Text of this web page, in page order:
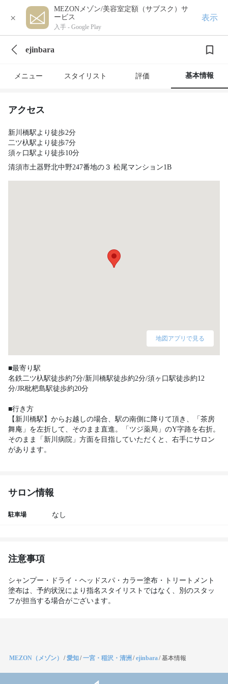
×
MEZONメゾン/美容室定額（サブスク）サ
ービス
入手 - Google Play
表示
ejinbara
メニュー スタイリスト 評価 基本情報
アクセス
新川橋駅より徒歩2分
二ツ杁駅より徒歩7分
須ヶ口駅より徒歩10分
清須市土器野北中野247番地の３ 松尾マンション1B
地図アプリで見る
■最寄り駅
名鉄二ツ杁駅徒歩約7分/新川橋駅徒歩約2分/須ヶ口駅徒歩約12
分/JR枇杷島駅徒歩約20分
■行き方
【新川橋駅】からお越しの場合、駅の南側に降りて頂き、「茶房
舞庵」を左折して、そのまま直進。「ツジ薬局」のY字路を右折。
そのまま「新川病院」方面を目指していただくと、右手にサロン
があります。
サロン情報
駐車場 なし
注意事項
シャンプー・ドライ・ヘッドスパ・カラー塗布・トリートメント
塗布は、予約状況により指名スタイリストではなく、別のスタッ
フが担当する場合がございます。
MEZON（メゾン） /愛知/一宮・稲沢・清洲 /ejinbara/基本情報